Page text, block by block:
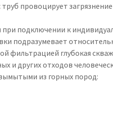
труб провоцирует
при подключении к
подразумевает
фильтрацией глубокая
и других отходов
из горных пород: